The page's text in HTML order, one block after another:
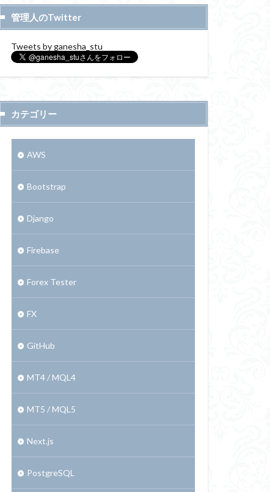
管理人のTwitter
Tweets by ganesha_stu
カテゴリー
AWS
Bootstrap
Django
Firebase
Forex Tester
FX
GitHub
MT4 / MQL4
MT5 / MQL5
Next.js
PostgreSQL